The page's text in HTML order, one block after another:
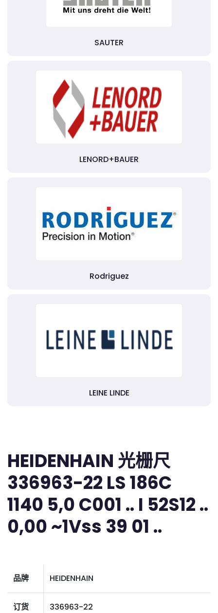
SAUTER
LENORD+BAUER
Rodriguez
LEINE LINDE
HEIDENHAIN 光栅尺
336963-22 LS 186C
1140 5,0 C001 .. I 52S12 ..
0,00 ~1Vss 39 01 ..
品牌 HEIDENHAIN
订货
336963-22